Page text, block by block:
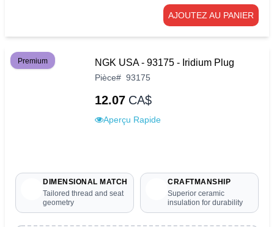
AJOUTEZ AU PANIER
Premium NGK USA - 93175 - Iridium Plug
Pièce# 93175
12.07 CA$
Aperçu Rapide
DIMENSIONAL MATCH
Tailored thread and seat
geometry
CRAFTMANSHIP
Superior ceramic
insulation for durability